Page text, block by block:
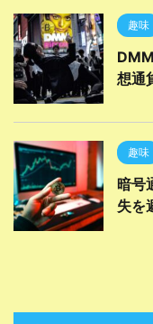
趣味
想通
趣味
暗号
失を